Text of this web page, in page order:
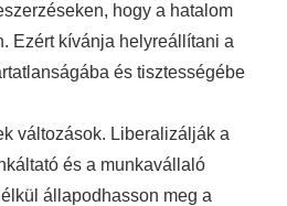
hogy a hatalom
Ezért kívánja helyreállítani a
és tisztességébe
változások. Liberalizálják a
és a munkavállaló
állapodhasson meg a